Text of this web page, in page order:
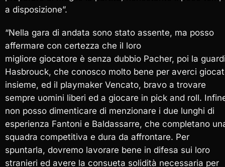
a disposizione”.
“Nella gara di andata sono stato assente, ma posso
affermare con certezza che il loro
migliore giocatore è senza dubbio Pacher, poi la
Hasbrouck, che conosco molto bene per averci
insieme, ed il playmaker Vencato, bravo a trovare
sempre uomini liberi ed a giocare in pick and roll.
non posso dimenticare di menzionare i due lunghi di
esperienza Fantoni e Baldassarre, che completano
squadra competitiva e dura da affrontare. Per
spuntarla, dovremo lavorare bene in difesa sui loro
stranieri ed avere la consueta solidità necessaria per